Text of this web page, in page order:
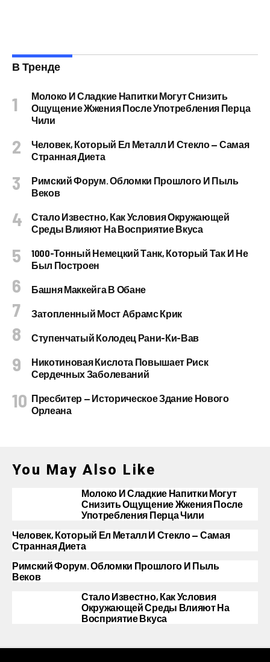
В Тренде
Молоко И Сладкие Напитки Могут Снизить
Ощущение Жжения После Употребления Перца
Чили
Человек, Который Ел Металл И Стекло — Самая
Странная Диета
Римский Форум. Обломки Прошлого И Пыль
Веков
Стало Известно, Как Условия Окружающей
Среды Влияют На Восприятие Вкуса
1000-Тонный Немецкий Танк, Который Так И Не
Был Построен
Башня Маккейга В Обане
Затопленный Мост Абрамс Крик
Ступенчатый Колодец Рани-Ки-Вав
Никотиновая Кислота Повышает Риск
Сердечных Заболеваний
Пресбитер — Историческое Здание Нового
Орлеана
You May Also Like
Молоко И Сладкие Напитки Могут
Снизить Ощущение Жжения После
Употребления Перца Чили
Человек, Который Ел Металл И Стекло — Самая
Странная Диета
Римский Форум. Обломки Прошлого И Пыль
Веков
Стало Известно, Как Условия
Окружающей Среды Влияют На
Восприятие Вкуса